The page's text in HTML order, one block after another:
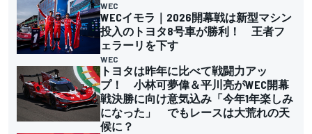
WEC
WECイモラ｜2026開幕戦は新型マシン
投入のトヨタ8号車が勝利！ 王者フ
ェラーリを下す
WEC
トヨタは昨年に比べて戦闘力アッ
プ！ 小林可夢偉＆平川亮がWEC開幕
戦決勝に向け意気込み「今年1年楽しみ
になった」 でもレースは大荒れの天
候に？